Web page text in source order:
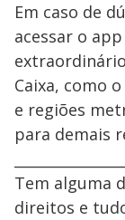
Em caso de
acessar o app
Caixa, como
e regiões
para demais
Tem alguma
direitos e